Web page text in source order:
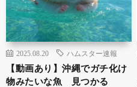
2025.08.20 ハムスター速報
【動画あり】沖縄でガチ化け
物みたいな魚 見つかる